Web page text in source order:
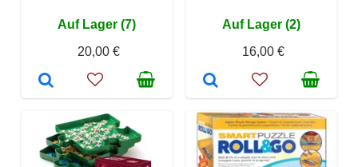
Auf Lager (7)
20,00 €
Auf Lager (2)
16,00 €